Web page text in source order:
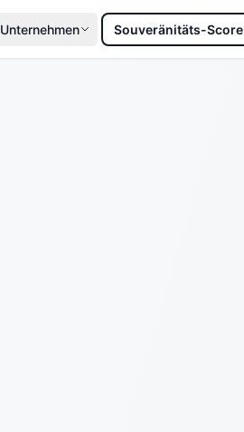
Unternehmen Souveränitäts-Score